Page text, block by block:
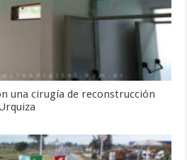
una cirugía de reconstrucción